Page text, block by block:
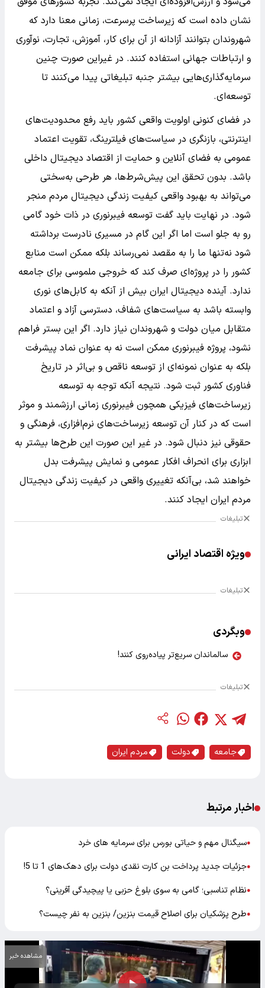
نشان داده است که زیرساخت پرسرعت، زمانی معنا دارد که
شهروندان بتوانند آزادانه از آن برای کار، آموزش، تجارت، نوآوری
و ارتباطات جهانی استفاده کنند. در غیراین صورت چنین
سرمایه‌گذاری‌هایی بیشتر جنبه تبلیغاتی پیدا می‌کنند تا
توسعه‌ای.
در فضای کنونی اولویت واقعی کشور باید رفع محدودیت‌های
اینترنتی، بازنگری در سیاست‌های فیلترینگ، تقویت اعتماد
عمومی به فضای آنلاین و حمایت از اقتصاد دیجیتال داخلی
باشد. بدون تحقق این پیش‌شرط‌ها، هر طرحی به‌سختی
می‌تواند به بهبود واقعی کیفیت زندگی دیجیتال مردم منجر
شود. در نهایت باید گفت توسعه فیبرنوری در ذات خود گامی
رو به جلو است اما اگر این گام در مسیری نادرست برداشته
شود نه‌تنها ما را به مقصد نمی‌رساند بلکه ممکن است منابع
کشور را در پروژه‌ای صرف کند که خروجی ملموسی برای جامعه
ندارد. آینده دیجیتال ایران بیش از آنکه به کابل‌های نوری
وابسته باشد به سیاست‌های شفاف، دسترسی آزاد و اعتماد
متقابل میان دولت و شهروندان نیاز دارد. اگر این بستر فراهم
نشود، پروژه فیبرنوری ممکن است نه به عنوان نماد پیشرفت
بلکه به عنوان نمونه‌ای از توسعه ناقص و بی‌اثر در تاریخ
فناوری کشور ثبت شود. نتیجه آنکه توجه به توسعه
زیرساخت‌های فیزیکی همچون فیبرنوری زمانی ارزشمند و موثر
است که در کنار آن توسعه زیرساخت‌های نرم‌افزاری، فرهنگی و
حقوقی نیز دنبال شود. در غیر این صورت این طرح‌ها بیشتر به
ابزاری برای انحراف افکار عمومی و نمایش پیشرفت بدل
خواهند شد، بی‌آنکه تغییری واقعی در کیفیت زندگی دیجیتال
مردم ایران ایجاد کنند.
تبلیغات
ویژه اقتصاد ایرانی
تبلیغات
وبگردی
سالماندان سریع‌تر پیاده‌روی کنند!
تبلیغات
جامعه دولت مردم ایران
اخبار مرتبط
●سیگنال مهم و حیاتی بورس برای سرمایه های خرد
●جزئیات جدید پرداخت بن کارت نقدی دولت برای دهک‌های 1 تا 5!
●نظام تناسبی؛ گامی به سوی بلوغ حزبی یا پیچیدگی آفرینی؟
●طرح پزشکیان برای اصلاح قیمت بنزین/ بنزین به نفر چیست؟
مشاهده خبر